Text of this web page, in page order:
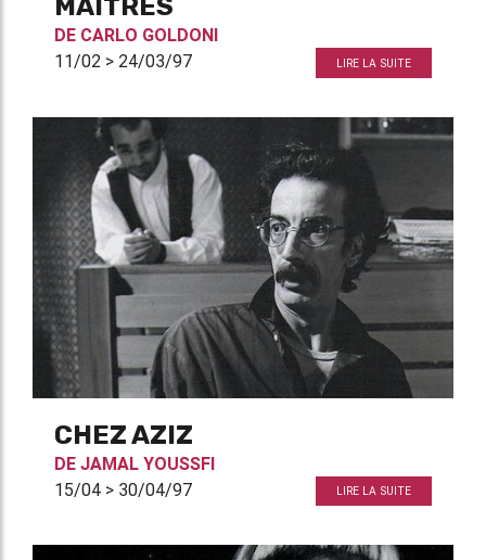
MAÎTRES
DE CARLO GOLDONI
11/02 > 24/03/97
LIRE LA SUITE
CHEZ AZIZ
DE JAMAL YOUSSFI
15/04 > 30/04/97
LIRE LA SUITE